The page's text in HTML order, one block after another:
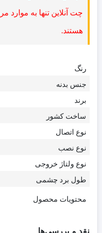
چت آنلاین تنها به موارد
هستند.
رنگ
جنس بدنه
برند
ساخت کشور
نوع اتصال
نوع نصب
نوع ولتاژ خروجی
طول برد چشمی
محتویات محصول